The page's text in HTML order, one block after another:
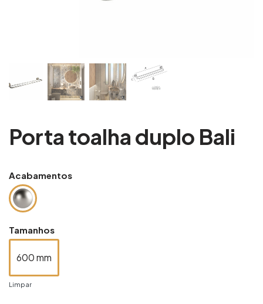
Porta toalha duplo Bali
Acabamentos
Tamanhos
600 mm
Limpar